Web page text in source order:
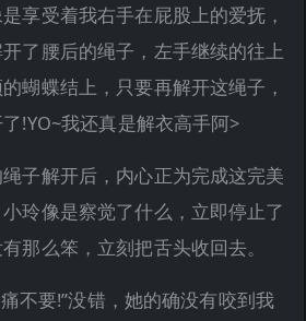
享受着我右手在屁股上的爱抚，
了腰后的绳子，左手继续的往上
蝴蝶结上，只要再解开这绳子，
!YO~我还真是解衣高手阿>
子解开后，内心正为完成这完美
玲像是察觉了什么，立即停止了
那么笨，立刻把舌头收回去。
不要!”没错，她的确没有咬到我